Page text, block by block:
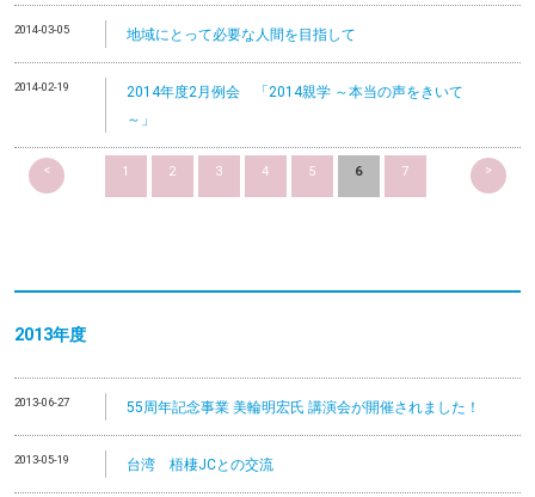
2014-03-05 地域にとって必要な人間を目指して
2014-02-19
2014年度2月例会 「2014親学 ～本当の声をきいて
～」
< 1 2 3 4 5 6 7 >
2013年度
2013-06-27 55周年記念事業 美輪明宏氏 講演会が開催されました！
2013-05-19 台湾 梧棲JCとの交流